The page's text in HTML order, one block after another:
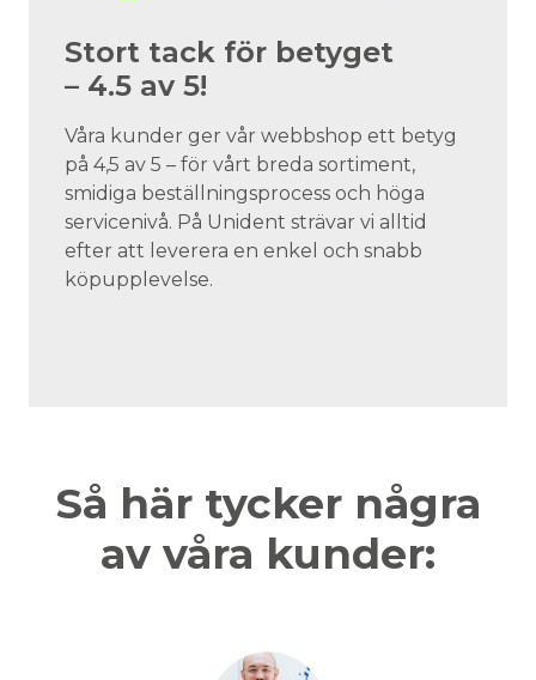
Stort tack för betyget
– 4.5 av 5!
Våra kunder ger vår webbshop ett betyg
på 4,5 av 5 – för vårt breda sortiment,
smidiga beställningsprocess och höga
servicenivå. På Unident strävar vi alltid
efter att leverera en enkel och snabb
köpupplevelse.
Så här tycker några
av våra kunder: